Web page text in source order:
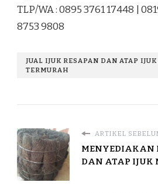
TLP/WA : 0895 3761 17448 |
8753 9808
JUAL IJUK RESAPAN DAN ATAP
TERMURAH
ARTIKEL
MENYEDIAKAN
DAN ATAP IJUK